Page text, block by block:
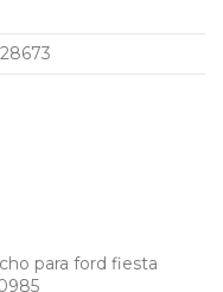
para ford fiesta